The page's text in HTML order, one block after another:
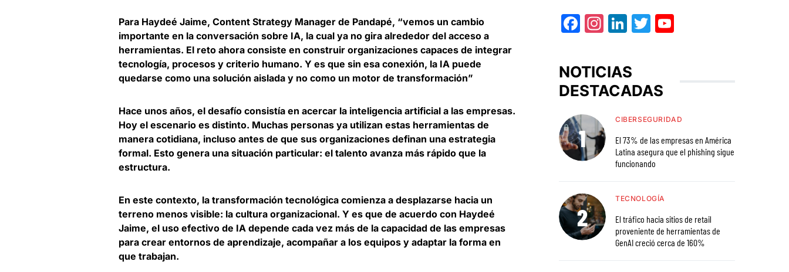
Para Haydeé Jaime, Content Strategy Manager de Pandapé, “vemos un cambio
importante en la conversación sobre IA, la cual ya no gira alrededor del acceso a
herramientas. El reto ahora consiste en construir organizaciones capaces de integrar
tecnología, procesos y criterio humano. Y es que sin esa conexión, la IA puede
quedarse como una solución aislada y no como un motor de transformación”
Hace unos años, el desafío consistía en acercar la inteligencia artificial a las empresas.
Hoy el escenario es distinto. Muchas personas ya utilizan estas herramientas de
manera cotidiana, incluso antes de que sus organizaciones definan una estrategia
formal. Esto genera una situación particular: el talento avanza más rápido que la
estructura.
En este contexto, la transformación tecnológica comienza a desplazarse hacia un
terreno menos visible: la cultura organizacional. Y es que de acuerdo con Haydeé
Jaime, el uso efectivo de IA depende cada vez más de la capacidad de las empresas
para crear entornos de aprendizaje, acompañar a los equipos y adaptar la forma en
que trabajan.
Facebook
Instagram
LinkedIn
Twitter
NOTICIAS
DESTACADAS
CIBERSEGURIDAD
El 73% de las empresas en América
Latina asegura que el phishing sigue
funcionando
TECNOLOGÍA
El tráfico hacia sitios de retail
proveniente de herramientas de
GenAI creció cerca de 160%